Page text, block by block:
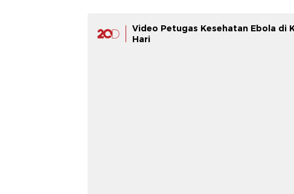
Video Petugas Kesehatan Ebola di
Hari